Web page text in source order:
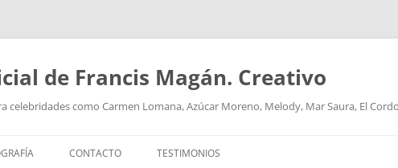
de Francis Magán. Creativo
celebridades como Carmen Lomana, Azúcar Moreno, Melody, Mar Saura, El
CONTACTO TESTIMONIOS